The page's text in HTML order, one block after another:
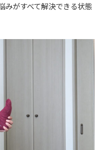
がすべて解決できる状態